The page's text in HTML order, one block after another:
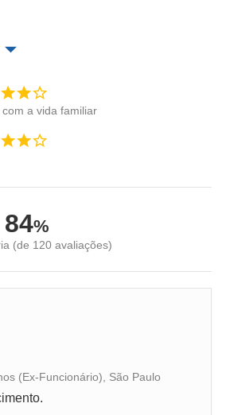
a vida familiar
%
(de 120 avaliações)
familiar
(Ex-Funcionário), São Paulo